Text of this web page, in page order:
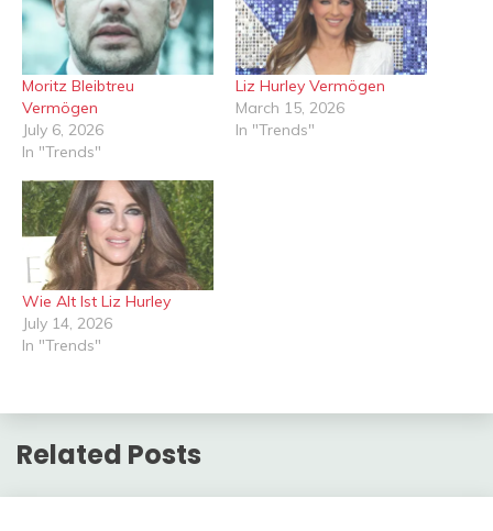
Moritz Bleibtreu
Vermögen
July 6, 2026
In "Trends"
Liz Hurley Vermögen
March 15, 2026
In "Trends"
Wie Alt Ist Liz Hurley
July 14, 2026
In "Trends"
Related Posts